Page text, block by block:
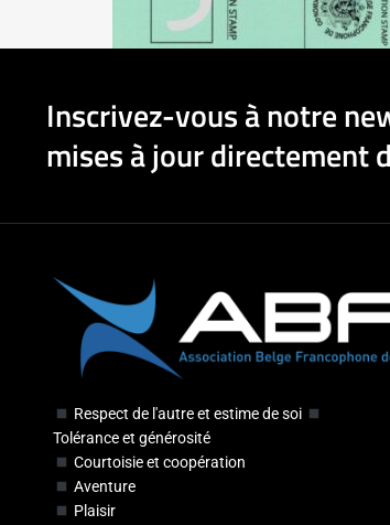
Inscrivez-vous à notre
mises à jour directement
Respect de l'autre et estime de soi
Tolérance et générosité
Courtoisie et coopération
Aventure
Plaisir